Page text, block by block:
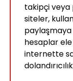
takipçi veya
siteler,
paylaşmaya
hesaplar
internette